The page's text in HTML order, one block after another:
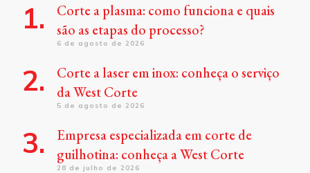
Corte a plasma: como funciona e quais
são as etapas do processo?
6 de agosto de 2026
Corte a laser em inox: conheça o serviço
da West Corte
5 de agosto de 2026
Empresa especializada em corte de
guilhotina: conheça a West Corte
28 de julho de 2026